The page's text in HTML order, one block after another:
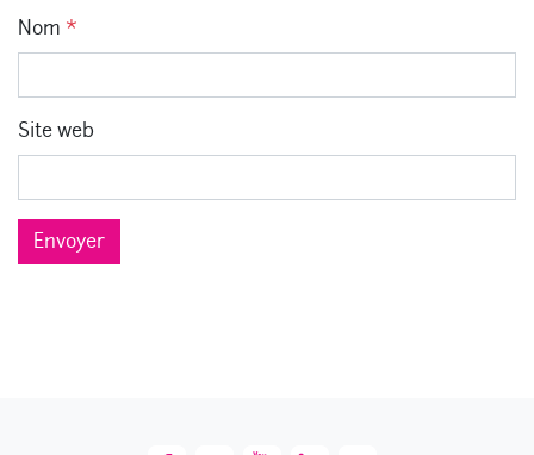
Nom *
Site web
Envoyer